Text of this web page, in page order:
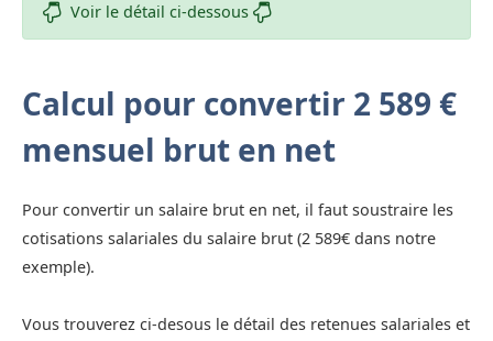
Voir le détail ci-dessous
Calcul pour convertir 2 589 €
mensuel brut en net
Pour convertir un salaire brut en net, il faut soustraire les
cotisations salariales du salaire brut (2 589€ dans notre
exemple).
Vous trouverez ci-desous le détail des retenues salariales et